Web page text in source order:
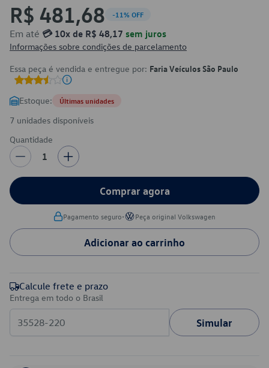
R$ 481,68 -11% OFF
Em até 💳 10x de R$ 48,17 sem juros
Informações sobre condições de parcelamento
Essa peça é vendida e entregue por: Faria Veículos São Paulo
Estoque: Últimas unidades
7 unidades disponíveis
Quantidade
1
Comprar agora
Pagamento seguro• Peça original Volkswagen
Adicionar ao carrinho
Calcule frete e prazo
Entrega em todo o Brasil
Simular